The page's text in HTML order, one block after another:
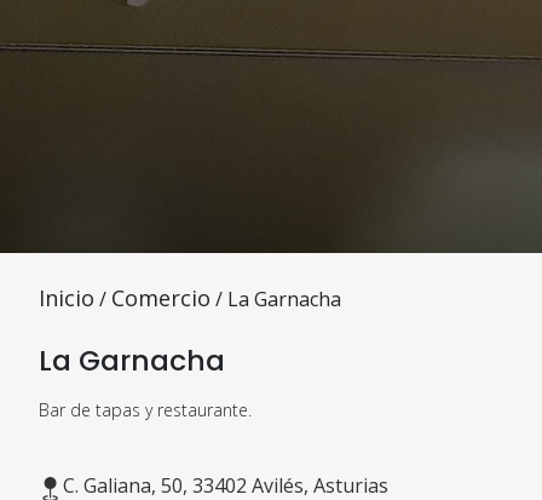
Inicio / Comercio / La Garnacha
La Garnacha
Bar de tapas y restaurante.
C. Galiana, 50, 33402 Avilés, Asturias